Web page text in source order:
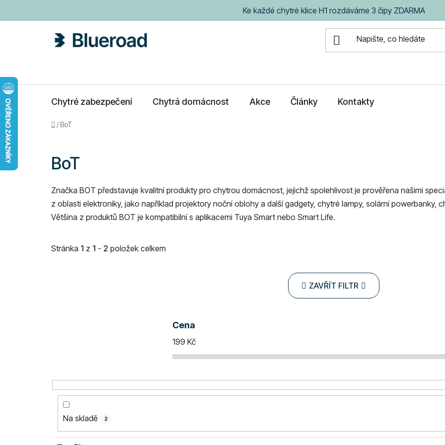
Ke každé chytré klice H1 rozdáváme 3 čipy ZDARMA
Chytré zabezpečení Chytrá domácnost Akce Články Kontakty
Domů
/BoT
BoT
Značka BOT představuje kvalitní produkty pro chytrou domácnost, jejichž spolehlivost je prověřena našimi
z oblasti elektroniky, jako například projektory noční oblohy a další gadgety, chytré lampy, solární powerbanky,
Většina z produktů BOT je kompatibilní s aplikacemi Tuya Smart nebo Smart Life.
Stránka 1 z 1 - 2 položek celkem
ZAVŘÍT FILTR
Cena
199 Kč
Na skladě 2